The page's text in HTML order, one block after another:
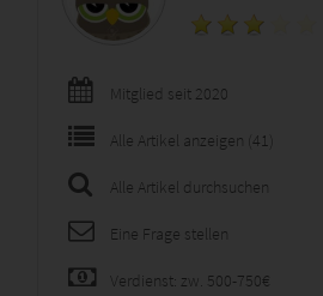
Mitglied seit 2020
Alle Artikel anzeigen (41)
Alle Artikel durchsuchen
Eine Frage stellen
Verdienst: zw. 500-750€